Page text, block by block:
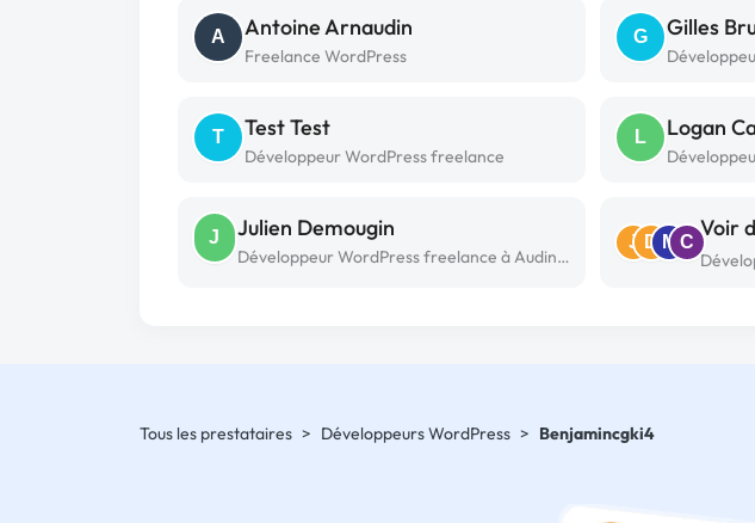
A Antoine Arnaudin
Freelance WordPress
G Gilles
T Test Test
Développeur WordPress freelance
L Logan
J Julien Demougin
Développeur WordPress freelance à Audincourt (25)
J D M C
Voir
Tous les prestataires > Développeurs WordPress > Benjamincgki4